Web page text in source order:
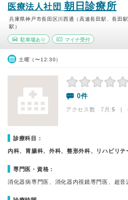
医療法人社団 朝日診療所
兵庫県神戸市長田区川西通（高速長田駅、長田
駅）
駐車場あり マイナ受付
土曜（〜12:30）
0件
アクセス数 7月:5 |
診療科目：
内科、胃腸科、外科、整形外科、リハビリ
専門医・資格：
消化器病専門医、消化器内視鏡専門医、超音